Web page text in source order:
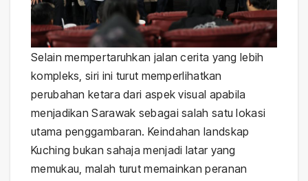
Selain mempertaruhkan jalan cerita yang lebih
kompleks, siri ini turut memperlihatkan
perubahan ketara dari aspek visual apabila
menjadikan Sarawak sebagai salah satu lokasi
utama penggambaran. Keindahan landskap
Kuching bukan sahaja menjadi latar yang
memukau, malah turut memainkan peranan